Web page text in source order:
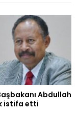
Abdullah
istifa etti